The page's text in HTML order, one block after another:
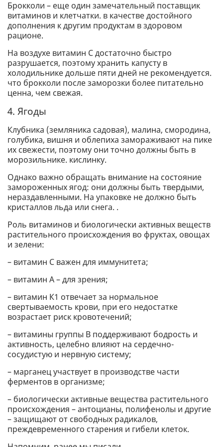
Брокколи – еще один замечательный поставщик
витаминов и клетчатки. в качестве достойного
дополнения к другим продуктам в здоровом
рационе.
На воздухе витамин C достаточно быстро
разрушается, поэтому хранить капусту в
холодильнике дольше пяти дней не рекомендуется.
что брокколи после заморозки более питательно
ценна, чем свежая.
4. Ягоды
Клубника (земляника садовая), малина, смородина,
голубика, вишня и облепиха замораживают на пике
их свежести, поэтому они точно должны быть в
морозильнике. кислинку.
Однако важно обращать внимание на состояние
замороженных ягод: они должны быть твердыми,
нераздавленными. На упаковке не должно быть
кристаллов льда или снега. .
Роль витаминов и биологически активных веществ
растительного происхождения во фруктах, овощах
и зелени:
– витамин С важен для иммунитета;
– витамин А – для зрения;
– витамин К1 отвечает за нормальное
свертываемость крови, при его недостатке
возрастает риск кровотечений;
– витамины группы В поддерживают бодрость и
активность, целебно влияют на сердечно-
сосудистую и нервную систему;
– марганец участвует в производстве части
ферментов в организме;
– биологически активные вещества растительного
происхождения – антоцианы, полифенолы и другие
– защищают от свободных радикалов,
преждевременного старения и гибели клеток.